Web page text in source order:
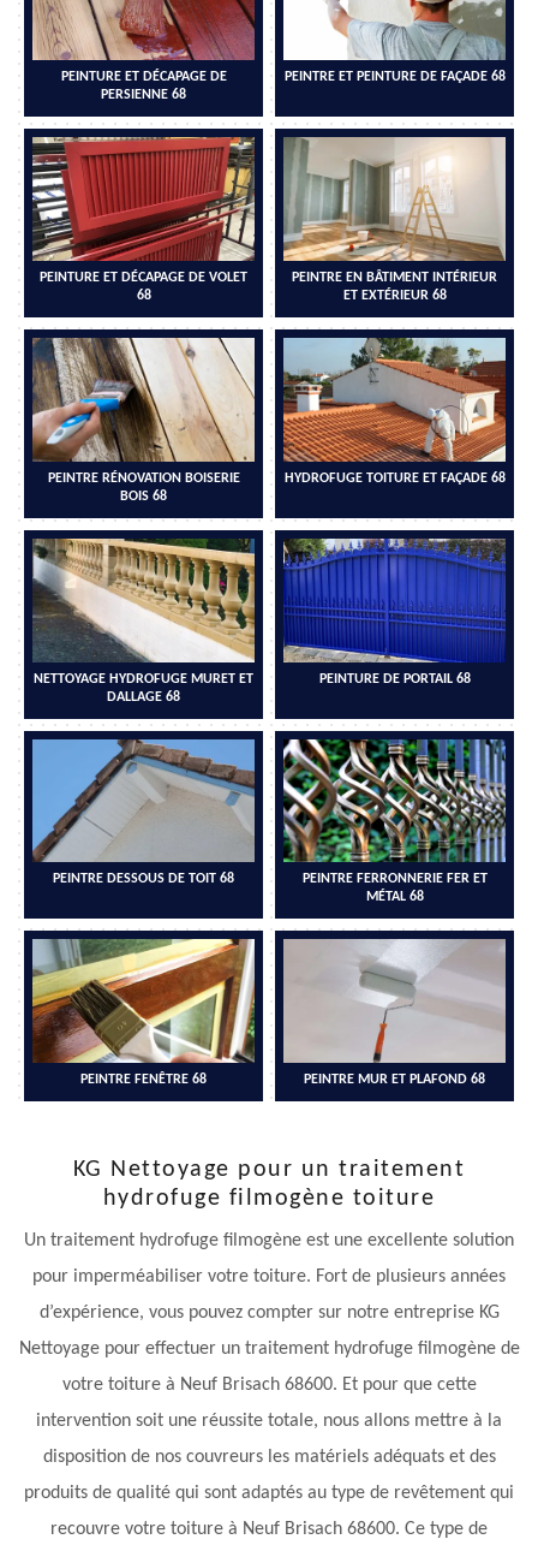
PEINTURE ET DÉCAPAGE DE
PERSIENNE 68
PEINTRE ET PEINTURE DE FAÇADE 68
PEINTURE ET DÉCAPAGE DE VOLET
68
PEINTRE EN BÂTIMENT INTÉRIEUR
ET EXTÉRIEUR 68
PEINTRE RÉNOVATION BOISERIE
BOIS 68
HYDROFUGE TOITURE ET FAÇADE 68
NETTOYAGE HYDROFUGE MURET ET
DALLAGE 68
PEINTURE DE PORTAIL 68
PEINTRE DESSOUS DE TOIT 68
PEINTRE FERRONNERIE FER ET
MÉTAL 68
PEINTRE FENÊTRE 68 PEINTRE MUR ET PLAFOND 68
KG Nettoyage pour un traitement
hydrofuge filmogène toiture
Un traitement hydrofuge filmogène est une excellente solution
pour imperméabiliser votre toiture. Fort de plusieurs années
d’expérience, vous pouvez compter sur notre entreprise KG
Nettoyage pour effectuer un traitement hydrofuge filmogène de
votre toiture à Neuf Brisach 68600. Et pour que cette
intervention soit une réussite totale, nous allons mettre à la
disposition de nos couvreurs les matériels adéquats et des
produits de qualité qui sont adaptés au type de revêtement qui
recouvre votre toiture à Neuf Brisach 68600. Ce type de